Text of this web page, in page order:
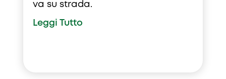
va su strada.
Leggi Tutto